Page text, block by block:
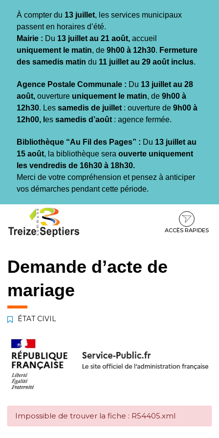
À compter du 13 juillet, les services municipaux
passent en horaires d’été.
Mairie : Du 13 juillet au 21 août, accueil
uniquement le matin, de 9h00 à 12h30. Fermeture
des samedis matin du 11 juillet au 29 août inclus.
Agence Postale Communale : Du 13 juillet au 28
août, ouverture uniquement le matin, de 9h00 à
12h30. Les samedis de juillet : ouverture de 9h00 à
12h00, l es samedis d’août : agence fermée.
Bibliothèque “Au Fil des Pages” : Du 13 juillet au
15 août, la bibliothèque sera ouverte uniquement
les vendredis de 16h30 à 18h30.
Merci de votre compréhension et pensez à anticiper
vos démarches pendant cette période.
contenu
pied
ACCÈS RAPIDES
Demande d’acte de
mariage
ÉTAT CIVIL
Impossible de trouver la fiche : R54405.xml